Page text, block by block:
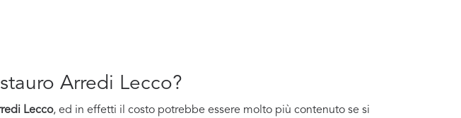
Arredi Lecco?
Lecco, ed in effetti il costo potrebbe essere molto più contenuto se si